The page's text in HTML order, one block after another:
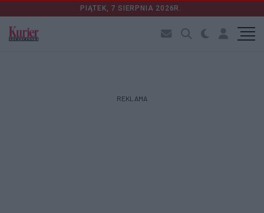
PIĄTEK, 7 SIERPNIA 2026R.
REKLAMA